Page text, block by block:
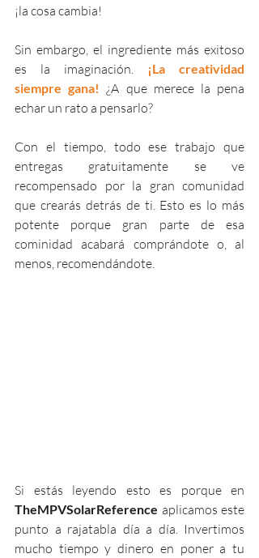
¡la cosa cambia!
Sin embargo, el ingrediente más exitoso
es la imaginación. ¡La creatividad
siempre gana! ¿A que merece la pena
echar un rato a pensarlo?
Con el tiempo, todo ese trabajo que
entregas gratuitamente se ve
recompensado por la gran comunidad
que crearás detrás de ti. Esto es lo más
potente porque gran parte de esa
cominidad acabará comprándote o, al
menos, recomendándote.
TheMPVSolarReference aplicamos este
punto a rajatabla día a día. Invertimos
mucho tiempo y dinero en poner a tu